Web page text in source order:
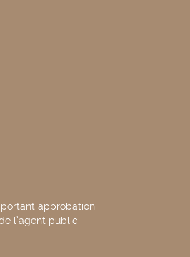
portant approbation
l’agent public